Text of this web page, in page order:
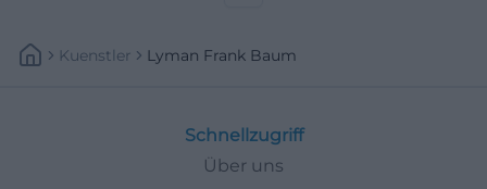
Kuenstler Lyman Frank Baum
Schnellzugriff
Über uns